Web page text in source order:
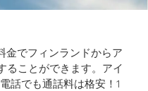
金でフィンランドからア
ことができます。 アイ
話でも通話料は格安！1